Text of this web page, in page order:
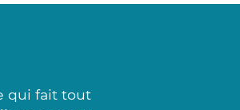
qui fait tout